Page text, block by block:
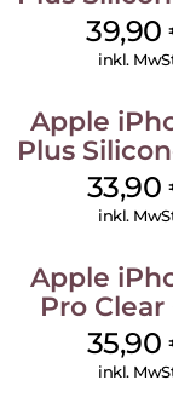
MagSafe
39,90
inkl.
Apple
Plus
MagSafe
33,90
inkl.
Apple
Pro Clear
35,90
inkl.